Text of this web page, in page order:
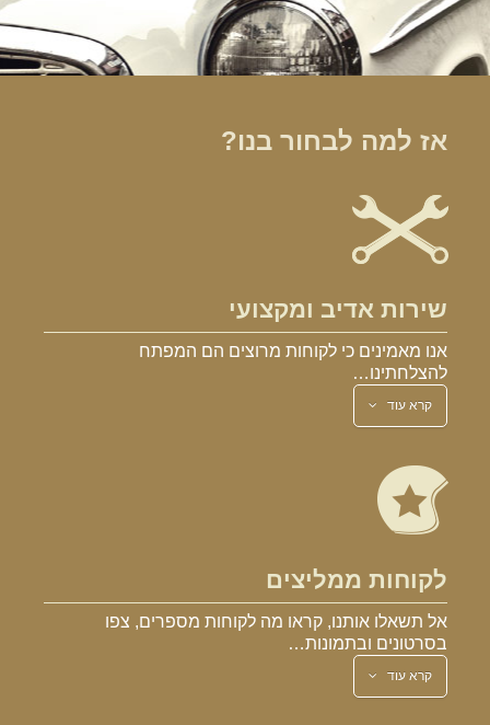
אז למה לבחור בנו?
שירות אדיב ומקצועי
אנו מאמינים כי לקוחות מרוצים הם המפתח
להצלחתינו…
קרא עוד
לקוחות ממליצים
אל תשאלו אותנו, קראו מה לקוחות מספרים, צפו
בסרטונים ובתמונות…
קרא עוד